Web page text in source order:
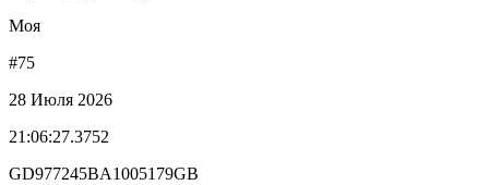
Моя
#75
28 Июля 2026
21:06:27.3752
GD977245BA1005179GB